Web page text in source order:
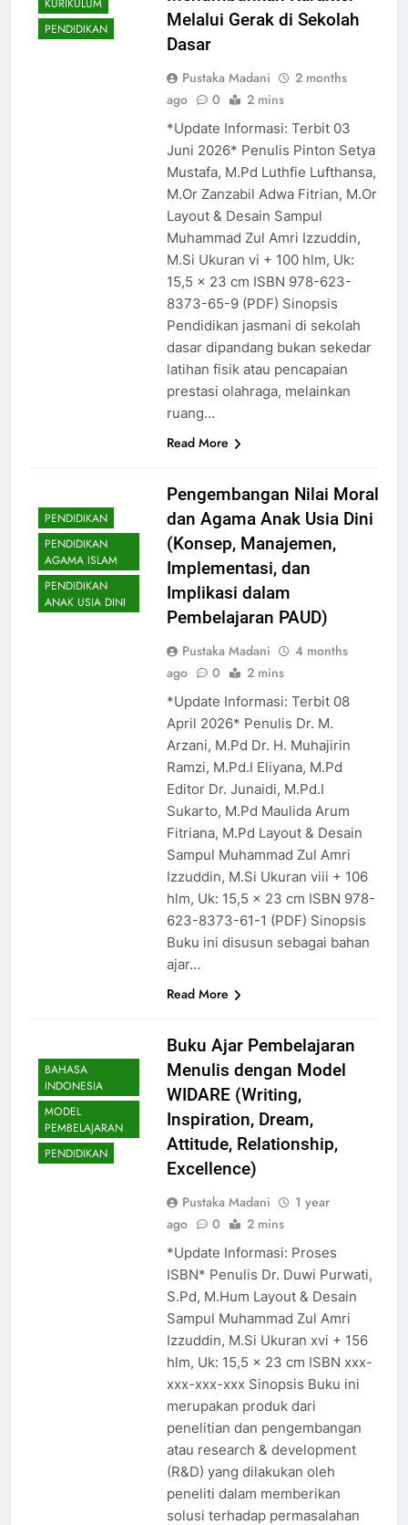
KURIKULUM
PENDIDIKAN
Melalui Gerak di Sekolah
Dasar
Pustaka Madani
2 months
ago
0 2 mins
*Update Informasi: Terbit 03
Juni 2026* Penulis Pinton Setya
Mustafa, M.Pd Luthfie Lufthansa,
M.Or Zanzabil Adwa Fitrian, M.Or
Layout & Desain Sampul
Muhammad Zul Amri Izzuddin,
M.Si Ukuran vi + 100 hlm, Uk:
15,5 x 23 cm ISBN 978-623-
8373-65-9 (PDF) Sinopsis
Pendidikan jasmani di sekolah
dasar dipandang bukan sekedar
latihan fisik atau pencapaian
prestasi olahraga, melainkan
ruang…
Read More
PENDIDIKAN
PENDIDIKAN
AGAMA ISLAM
PENDIDIKAN
ANAK USIA DINI
Pengembangan Nilai Moral
dan Agama Anak Usia Dini
(Konsep, Manajemen,
Implementasi, dan
Implikasi dalam
Pembelajaran PAUD)
Pustaka Madani
4 months
ago
0 2 mins
*Update Informasi: Terbit 08
April 2026* Penulis Dr. M.
Arzani, M.Pd Dr. H. Muhajirin
Ramzi, M.Pd.I Eliyana, M.Pd
Editor Dr. Junaidi, M.Pd.I
Sukarto, M.Pd Maulida Arum
Fitriana, M.Pd Layout & Desain
Sampul Muhammad Zul Amri
Izzuddin, M.Si Ukuran viii + 106
hlm, Uk: 15,5 x 23 cm ISBN 978-
623-8373-61-1 (PDF) Sinopsis
Buku ini disusun sebagai bahan
ajar…
Read More
BAHASA
INDONESIA
MODEL
PEMBELAJARAN
PENDIDIKAN
Buku Ajar Pembelajaran
Menulis dengan Model
WIDARE (Writing,
Inspiration, Dream,
Attitude, Relationship,
Excellence)
Pustaka Madani
1 year
ago
0 2 mins
*Update Informasi: Proses
ISBN* Penulis Dr. Duwi Purwati,
S.Pd, M.Hum Layout & Desain
Sampul Muhammad Zul Amri
Izzuddin, M.Si Ukuran xvi + 156
hlm, Uk: 15,5 x 23 cm ISBN xxx-
xxx-xxx-xxx Sinopsis Buku ini
merupakan produk dari
penelitian dan pengembangan
atau research & development
(R&D) yang dilakukan oleh
peneliti dalam memberikan
solusi terhadap permasalahan